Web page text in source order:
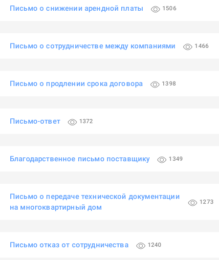
Письмо о снижении арендной платы 1506
Письмо о сотрудничестве между компаниями 1466
Письмо о продлении срока договора 1398
Письмо-ответ 1372
Благодарственное письмо поставщику 1349
Письмо о передаче технической документации
на многоквартирный дом
1273
Письмо отказ от сотрудничества 1240